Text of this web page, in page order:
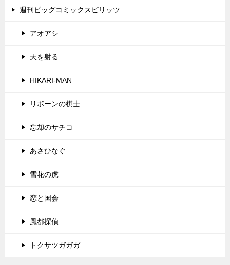
週刊ビッグコミックスピリッツ
アオアシ
天を射る
HIKARI-MAN
リボーンの棋士
忘却のサチコ
あさひなぐ
雪花の虎
恋と国会
風都探偵
トクサツガガガ